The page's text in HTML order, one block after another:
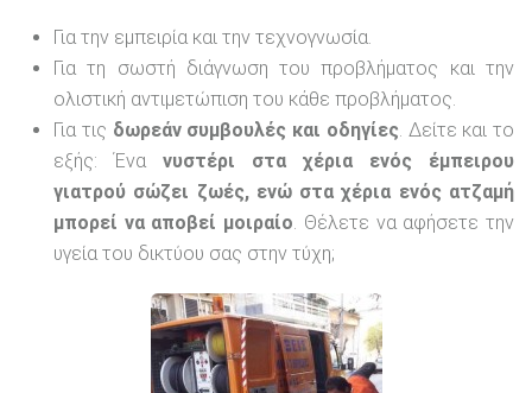
Για την εμπειρία και την τεχνογνωσία.
Για τη σωστή διάγνωση του προβλήματος και την
ολιστική αντιμετώπιση του κάθε προβλήματος.
Για τις δωρεάν συμβουλές και οδηγίες. Δείτε και το
εξής: Ένα νυστέρι στα χέρια ενός έμπειρου
γιατρού σώζει ζωές, ενώ στα χέρια ενός ατζαμή
μπορεί να αποβεί μοιραίο. Θέλετε να αφήσετε την
υγεία του δικτύου σας στην τύχη;